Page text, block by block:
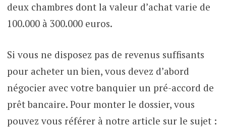
deux chambres dont la valeur d’achat varie de
100.000 à 300.000 euros.
Si vous ne disposez pas de revenus suffisants
pour acheter un bien, vous devez d’abord
négocier avec votre banquier un pré-accord de
prêt bancaire. Pour monter le dossier, vous
pouvez vous référer à notre article sur le sujet :